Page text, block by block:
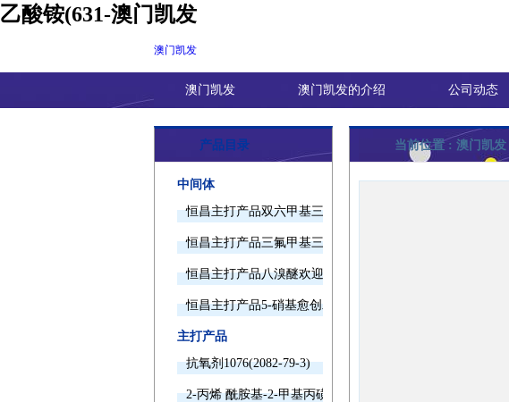
乙酸铵(631-澳门凯发
澳门凯发
澳门凯发 澳门凯发的介绍 公司动态
产品目录
中间体
恒昌主打产品双六甲基三胺欢迎询价
恒昌主打产品三氟甲基三甲基硅烷欢迎询价
恒昌主打产品八溴醚欢迎询价
恒昌主打产品5-硝基愈创木酚钠欢迎询价
主打产品
抗氧剂1076(2082-79-3)
2-丙烯 酰胺基-2-甲基丙磺酸(15214-89-8)
当前位置 : 澳门凯发